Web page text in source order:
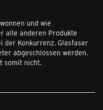
und wie
alle anderen Produkte
der Konkurrenz. Glasfaser
abgeschlossen werden.
somit nicht.